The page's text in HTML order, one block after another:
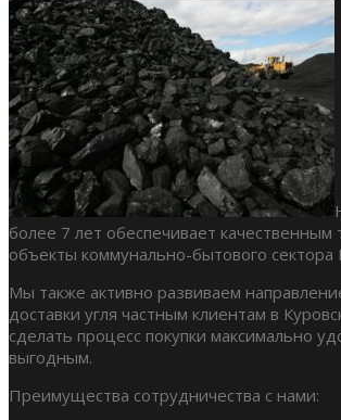
более 7 лет обеспечивает качественным
объекты коммунально-бытового сектора
Мы также активно развиваем
доставки угля частным клиентам в
сделать процесс покупки максимально
выгодным.
Преимущества сотрудничества с нами: